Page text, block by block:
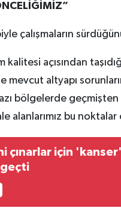
çalışmaların
açısından
altyapı
bölgelerde geçmişten
alanlarımız bu
çınarlar için 'kanser'